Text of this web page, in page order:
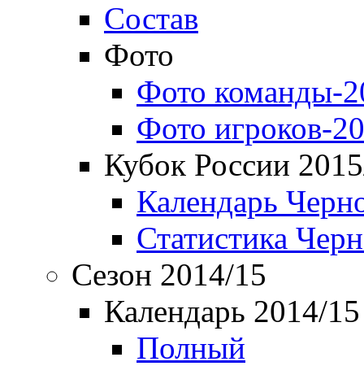
Состав
Фото
Фото команды-
Фото игроков-
Кубок России
Календарь
Статистика
Сезон 2014/15
Календарь 2014/15
Полный